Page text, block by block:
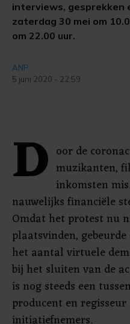
interviews, gesprekken
zaterdag 30 mei om
om 22.00 uur.
ANP
5 juni 2020 - 22:59
D oor de
muzikanten,
inkomsten
nauwelijks financiële
Omdat het protest nu
plaatsvinden,
het aantal virtuele
bij het sluiten van de
is nog steeds een
producent en regisseur